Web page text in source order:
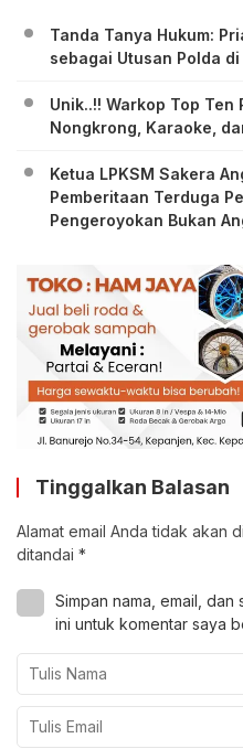
Tanda Tanya Hukum:
sebagai Utusan Polda
Unik..!! Warkop Top
Nongkrong, Karaoke,
Ketua LPKSM Sakera
Pemberitaan Terduga
Pengeroyokan Bukan
Tinggalkan Balasan
Alamat email Anda tidak akan
ditandai *
Simpan nama, email,
ini untuk komentar saya